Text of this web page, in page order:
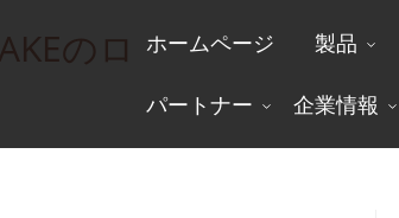
ホームページ 製品
パートナー 企業情報